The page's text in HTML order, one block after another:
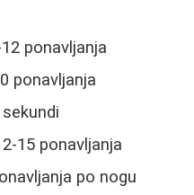
ponavljanja
ponavljanja
15 ponavljanja
po nogu